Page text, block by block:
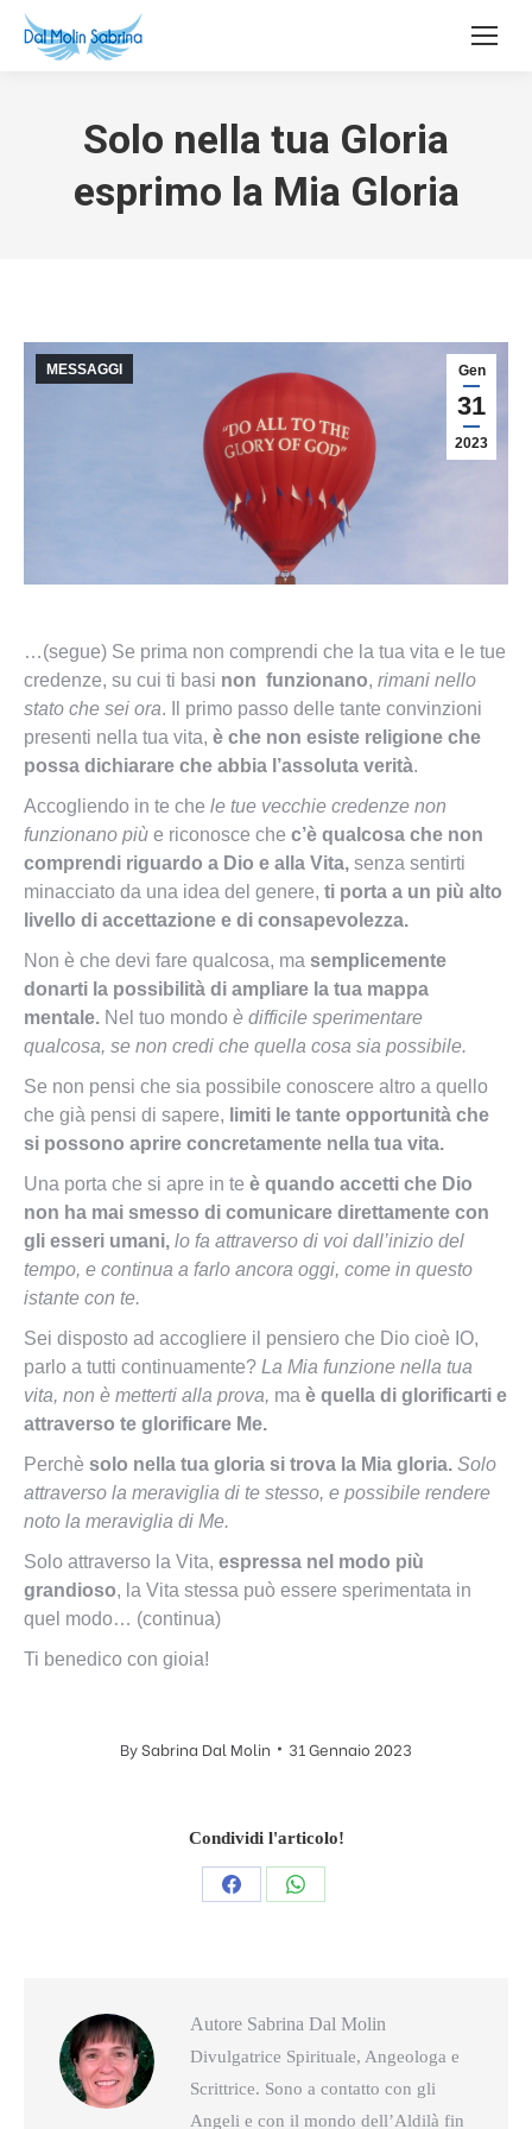
Solo nella tua Gloria
esprimo la Mia Gloria
Gen
31
2023
MESSAGGI
…(segue) Se prima non comprendi che la tua vita e le tue
credenze, su cui ti basi non funzionano, rimani nello
stato che sei ora. Il primo passo delle tante convinzioni
presenti nella tua vita, è che non esiste religione che
possa dichiarare che abbia l’assoluta verità.
Accogliendo in te che le tue vecchie credenze non
funzionano più e riconosce che c’è qualcosa che non
comprendi riguardo a Dio e alla Vita, senza sentirti
minacciato da una idea del genere, ti porta a un più alto
livello di accettazione e di consapevolezza.
Non è che devi fare qualcosa, ma semplicemente
donarti la possibilità di ampliare la tua mappa
mentale. Nel tuo mondo è difficile sperimentare
qualcosa, se non credi che quella cosa sia possibile.
Se non pensi che sia possibile conoscere altro a quello
che già pensi di sapere, limiti le tante opportunità che
si possono aprire concretamente nella tua vita.
Una porta che si apre in te è quando accetti che Dio
non ha mai smesso di comunicare direttamente con
gli esseri umani, lo fa attraverso di voi dall’inizio del
tempo, e continua a farlo ancora oggi, come in questo
istante con te.
Sei disposto ad accogliere il pensiero che Dio cioè IO,
parlo a tutti continuamente? La Mia funzione nella tua
vita, non è metterti alla prova, ma è quella di glorificarti e
attraverso te glorificare Me.
Perchè solo nella tua gloria si trova la Mia gloria. Solo
attraverso la meraviglia di te stesso, e possibile rendere
noto la meraviglia di Me.
Solo attraverso la Vita, espressa nel modo più
grandioso, la Vita stessa può essere sperimentata in
quel modo… (continua)
Ti benedico con gioia!
BySabrina Dal Molin 31 Gennaio 2023
Condividi l'articolo!
CondividiCondividi
Autore Sabrina Dal Molin
Divulgatrice Spirituale, Angeologa e
Scrittrice. Sono a contatto con gli
Angeli e con il mondo dell’Aldilà fin